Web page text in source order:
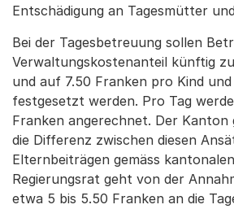
Entschädigung an Tagesmütter
Bei der Tagesbetreuung sollen
Verwaltungskostenanteil künftig
und auf 7.50 Franken pro Kind
festgesetzt werden. Pro Tag
Franken angerechnet. Der
die Differenz zwischen diesen
Elternbeiträgen gemäss
Regierungsrat geht von der
etwa 5 bis 5.50 Franken an die